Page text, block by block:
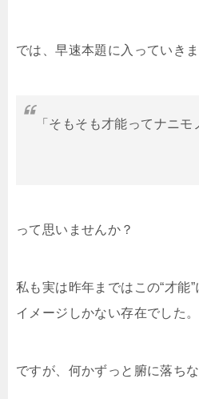
では、早速本題に入っていきま
「そもそも才能ってナニモ
って思いませんか？
私も実は昨年まではこの“才能
イメージしかない存在でした。
ですが、何かずっと腑に落ちな